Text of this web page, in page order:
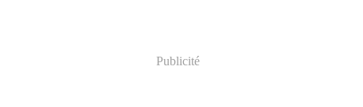
Publicité